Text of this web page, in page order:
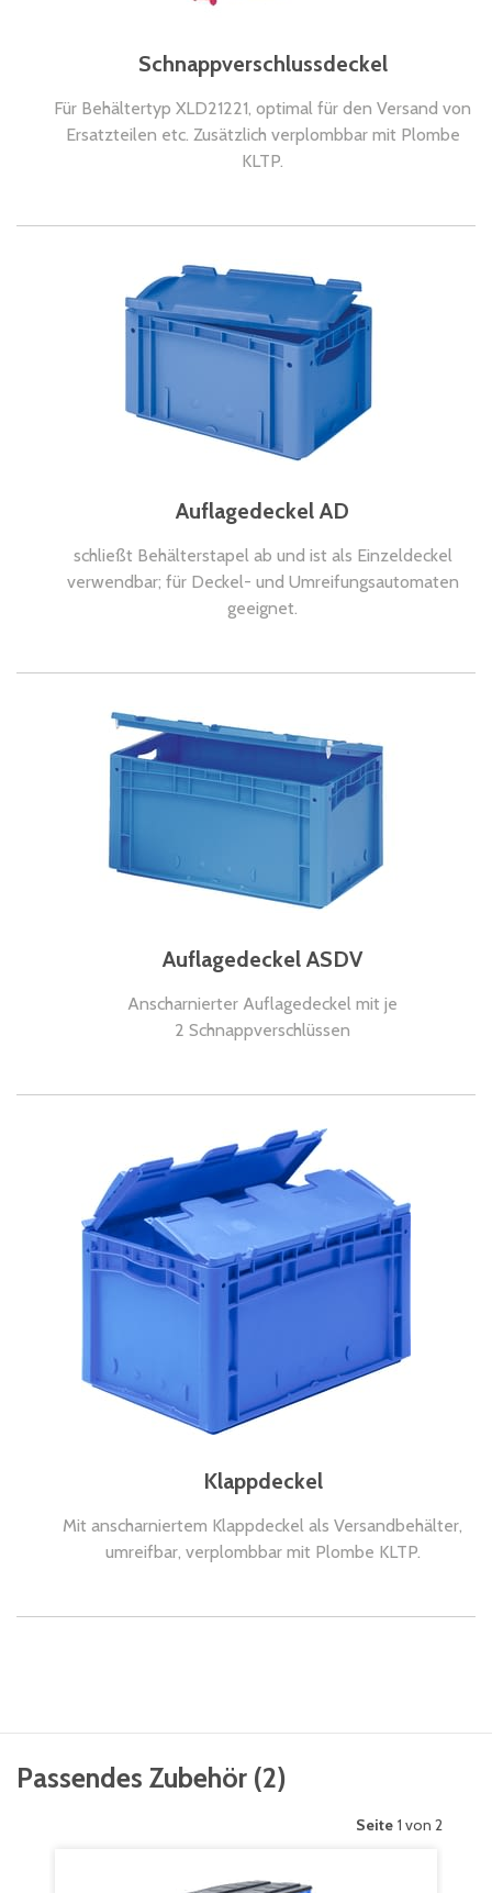
Schnappverschlussdeckel
Für Behältertyp XLD21221, optimal für den Versand von
Ersatzteilen etc. Zusätzlich verplombbar mit Plombe
KLTP.
Auflagedeckel AD
schließt Behälterstapel ab und ist als Einzeldeckel
verwendbar; für Deckel- und Umreifungsautomaten
geeignet.
Auflagedeckel ASDV
Anscharnierter Auflagedeckel mit je
2 Schnappverschlüssen
Klappdeckel
Mit anscharniertem Klappdeckel als Versandbehälter,
umreifbar, verplombbar mit Plombe KLTP.
Passendes Zubehör (2)
Seite 1 von 2